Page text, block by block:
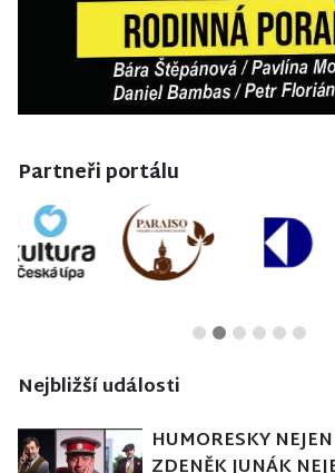
Partneři portálu
Nejbližší události
HUMORESKY